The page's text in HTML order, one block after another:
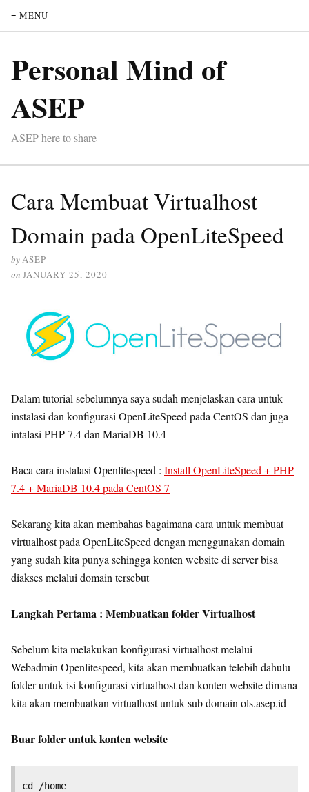
≡ MENU
Personal Mind of
ASEP
ASEP here to share
Cara Membuat Virtualhost
Domain pada OpenLiteSpeed
byASEP
on JANUARY 25, 2020
Dalam tutorial sebelumnya saya sudah menjelaskan cara untuk
instalasi dan konfigurasi OpenLiteSpeed pada CentOS dan juga
intalasi PHP 7.4 dan MariaDB 10.4
Baca cara instalasi Openlitespeed : Install OpenLiteSpeed + PHP
7.4 + MariaDB 10.4 pada CentOS 7
Sekarang kita akan membahas bagaimana cara untuk membuat
virtualhost pada OpenLiteSpeed dengan menggunakan domain
yang sudah kita punya sehingga konten website di server bisa
diakses melalui domain tersebut
Langkah Pertama : Membuatkan folder Virtualhost
Sebelum kita melakukan konfigurasi virtualhost melalui
Webadmin Openlitespeed, kita akan membuatkan telebih dahulu
folder untuk isi konfigurasi virtualhost dan konten website dimana
kita akan membuatkan virtualhost untuk sub domain ols.asep.id
Buar folder untuk konten website
cd /home